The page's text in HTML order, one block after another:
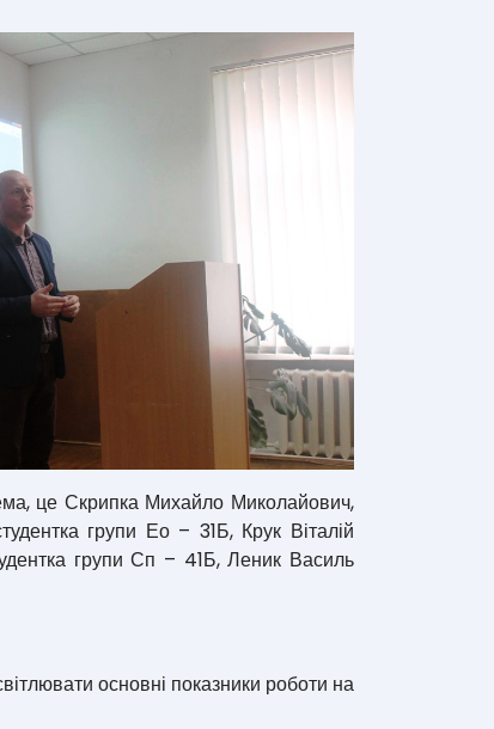
це Скрипка Михайло Миколайович,
групи Ео – 31Б, Крук Віталій
групи Сп – 41Б, Леник Василь
основні показники роботи на